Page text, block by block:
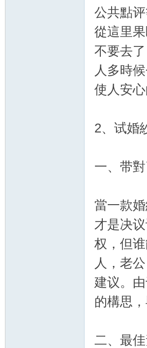
公共點
從這里
不要去
人多時
使人安心
2、试婚
一、带對
當一款
才是决
权，但
人，老
建议。
的構思
二、最